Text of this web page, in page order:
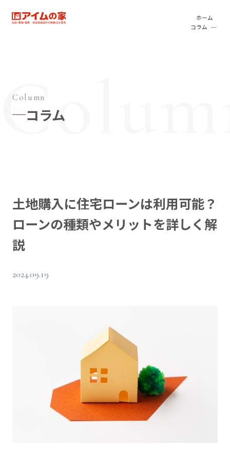
Column
コラム
ホーム
コラム
土地購入に住宅ローンは利用可能？
ローンの種類やメリットを詳しく解
説
2024.09.19